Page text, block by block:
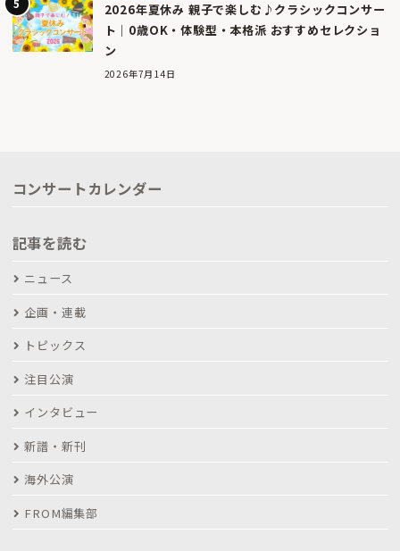
2026年夏休み 親子で楽しむ♪クラシックコンサー
ト｜0歳OK・体験型・本格派 おすすめセレクショ
ン
2026年7月14日
コンサートカレンダー
記事を読む
ニュース
企画・連載
トピックス
注目公演
インタビュー
新譜・新刊
海外公演
FROM編集部